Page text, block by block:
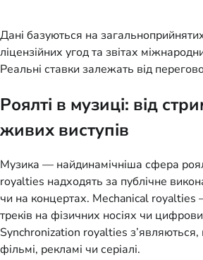
Дані базуються на
ліцензійних угод та звітах
Реальні ставки залежать від
Роялті в музиці: від
живих виступів
Музика — найдинамічніша сфера
royalties надходять за публічне
чи на концертах. Mechanical royalties
треків на фізичних носіях чи
Synchronization royalties з’являються,
фільмі, рекламі чи серіалі.